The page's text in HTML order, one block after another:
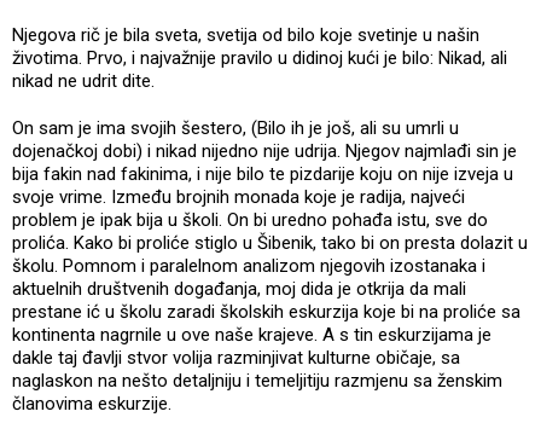
Njegova rič je bila sveta, svetija od bilo koje svetinje u našin
životima. Prvo, i najvažnije pravilo u didinoj kući je bilo: Nikad, ali
nikad ne udrit dite.
On sam je ima svojih šestero, (Bilo ih je još, ali su umrli u
dojenačkoj dobi) i nikad nijedno nije udrija. Njegov najmlađi sin je
bija fakin nad fakinima, i nije bilo te pizdarije koju on nije izveja u
svoje vrime. Između brojnih monada koje je radija, najveći
problem je ipak bija u školi. On bi uredno pohađa istu, sve do
prolića. Kako bi proliće stiglo u Šibenik, tako bi on presta dolazit u
školu. Pomnom i paralelnom analizom njegovih izostanaka i
aktuelnih društvenih događanja, moj dida je otkrija da mali
prestane ić u školu zaradi školskih eskurzija koje bi na proliće sa
kontinenta nagrnile u ove naše krajeve. A s tin eskurzijama je
dakle taj đavlji stvor volija razminjivat kulturne običaje, sa
naglaskon na nešto detaljniju i temeljitiju razmjenu sa ženskim
članovima eskurzije.